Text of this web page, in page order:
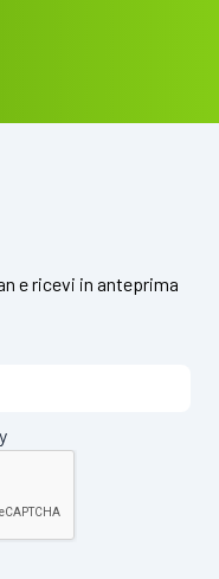
e ricevi in anteprima